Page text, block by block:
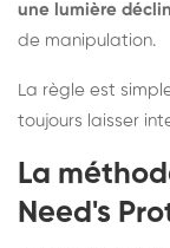
une lumière
de manipulation.
La règle est
toujours laisser
La
Need's